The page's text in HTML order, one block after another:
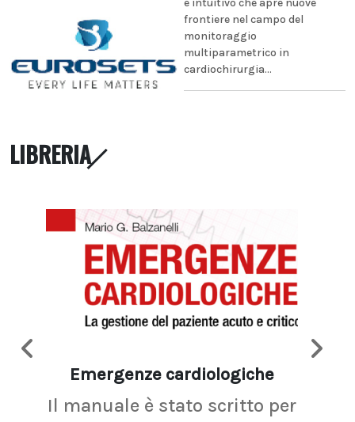
e intuitivo che apre nuove
frontiere nel campo del
monitoraggio
multiparametrico in
cardiochirurgia...
LIBRERIA
Emergenze cardiologiche
Il manuale è stato scritto per